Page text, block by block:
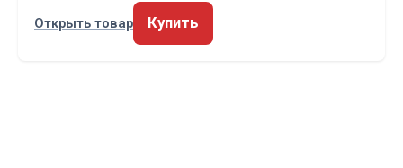
Открыть товар
Купить